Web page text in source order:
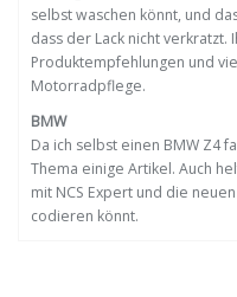
selbst waschen könnt, und
dass der Lack nicht verkratzt.
Produktempfehlungen und
Motorradpflege.
BMW
Da ich selbst einen BMW Z4
Thema einige Artikel. Auch
mit NCS Expert und die
codieren könnt.